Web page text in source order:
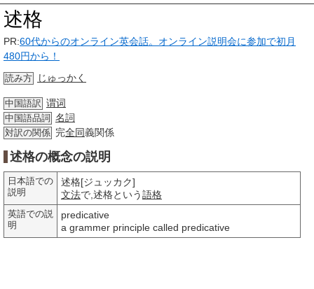
述格
PR:60代からのオンライン英会話。オンライン説明会に参加で初月
480円から！
読み方 じゅっかく
中国語訳 谓词
中国語品詞 名詞
対訳の関係 完全同義関係
述格の概念の説明
日本語での
説明
述格[ジュッカク]
文法で,述格という語格
英語での説
明
predicative
a grammer principle called predicative